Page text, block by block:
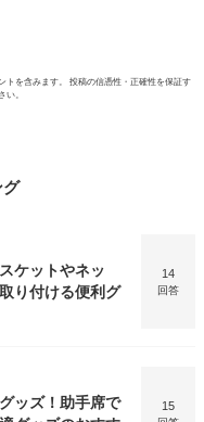
トを含みます。 投稿の信憑性・正確性を保証す
い。
グ
ケットやネッ
り付ける便利グ
14
回答
ッズ！助手席で
15